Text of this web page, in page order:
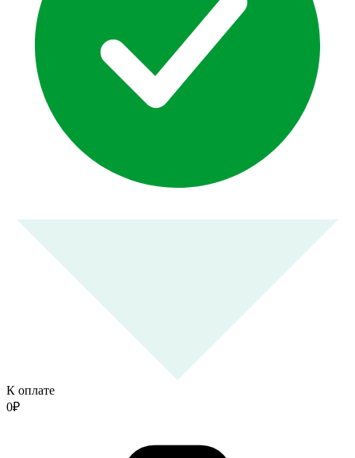
К оплате
0₽